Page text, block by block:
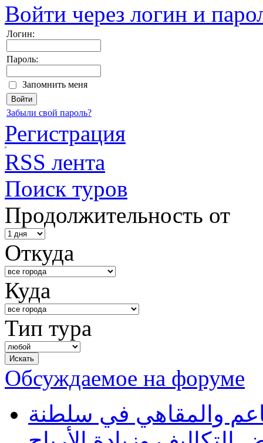
Войти через логин и
Логин:
Пароль:
Запомнить меня
Забыли свой пароль?
Регистрация
RSS лента
Поиск туров
Продолжительность от
Откуда
Куда
Тип тура
Обсуждаемое на форуме
والمقاهي في سلطنة